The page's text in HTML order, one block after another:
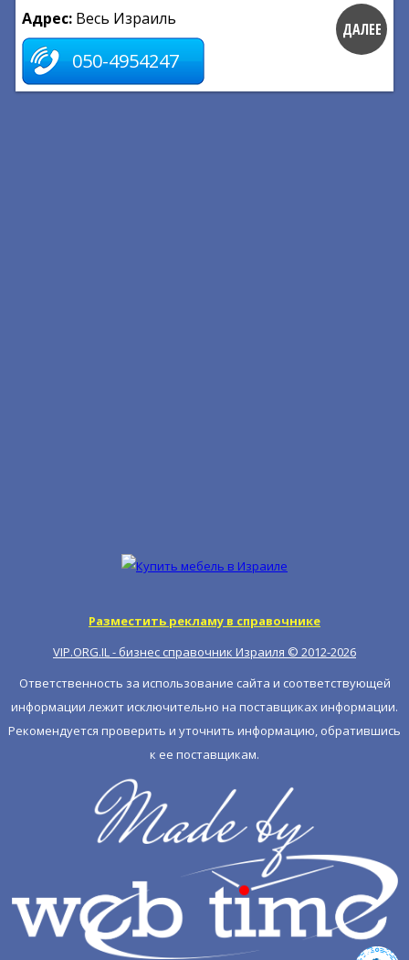
Адрес: Весь Израиль
050-4954247
ДАЛЕЕ
Разместить рекламу в справочнике
VIP.ORG.IL - бизнес справочник Израиля © 2012-2026
Ответственность за использование сайта и соответствующей
информации лежит исключительно на поставщиках информации.
Рекомендуется проверить и уточнить информацию, обратившись
к ее поставщикам.